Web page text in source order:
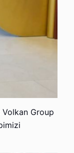
Volkan Group